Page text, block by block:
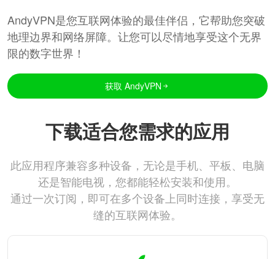
AndyVPN是您互联网体验的最佳伴侣，它帮助您突破
地理边界和网络屏障。让您可以尽情地享受这个无界
限的数字世界！
获取 AndyVPN
下载适合您需求的应用
此应用程序兼容多种设备，无论是手机、平板、电脑
还是智能电视，您都能轻松安装和使用。
通过一次订阅，即可在多个设备上同时连接，享受无
缝的互联网体验。